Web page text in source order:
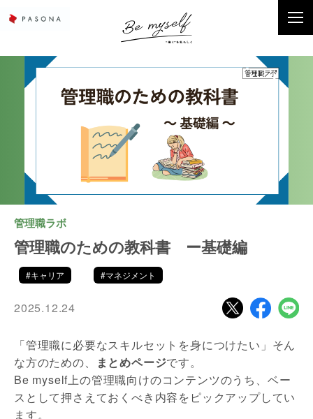
管理職ラボ
管理職のための教科書 ー基礎編
#キャリア #マネジメント
2025.12.24
「管理職に必要なスキルセットを身につけたい」そん
な方のための、
まとめページです。
Be myself上の管理職向けのコンテンツのうち、ベー
スとして押さえておくべき内容をピックアップしてい
ます。